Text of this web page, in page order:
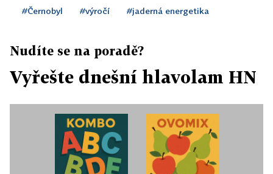
#Černobyl #výročí #jaderná energetika
Nudíte se na poradě?
Vyřešte dnešní hlavolam HN